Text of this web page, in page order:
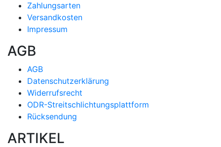
Zahlungsarten
Versandkosten
Impressum
AGB
AGB
Datenschutzerklärung
Widerrufsrecht
ODR-Streitschlichtungsplattform
Rücksendung
ARTIKEL